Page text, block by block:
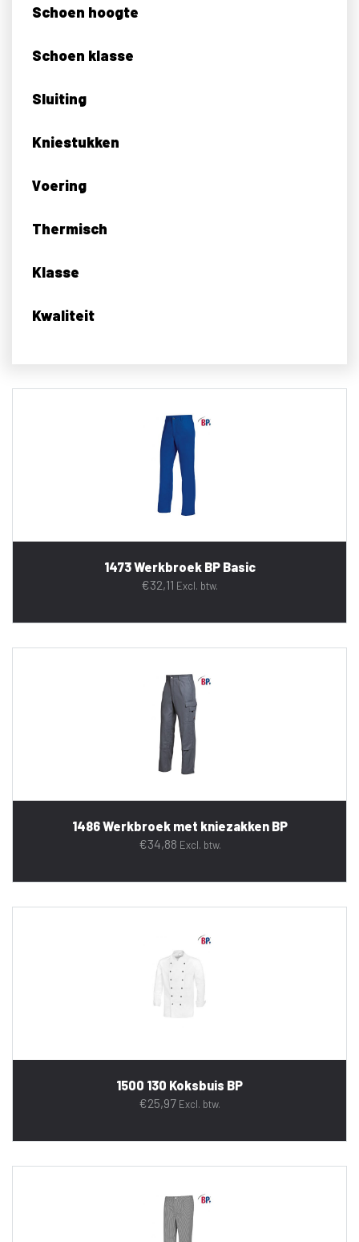
Schoen hoogte
Schoen klasse
Sluiting
Kniestukken
Voering
Thermisch
Klasse
Kwaliteit
1473 Werkbroek BP Basic
€32,11 Excl. btw.
1486 Werkbroek met kniezakken BP
€34,88 Excl. btw.
1500 130 Koksbuis BP
€25,97 Excl. btw.